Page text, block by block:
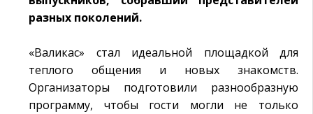
разных поколений.
«Валикас» стал идеальной площадкой для
теплого общения и новых знакомств.
Организаторы подготовили разнообразную
программу, чтобы гости могли не только